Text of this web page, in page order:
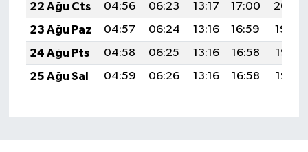
22 Ağu Cts
04:56 06:23 13:17 17:00
20:00
23 Ağu Paz
04:57 06:24 13:16 16:59
19:59
24 Ağu Pts
04:58 06:25 13:16 16:58
19:57
25 Ağu Sal
04:59 06:26 13:16 16:58 19:56